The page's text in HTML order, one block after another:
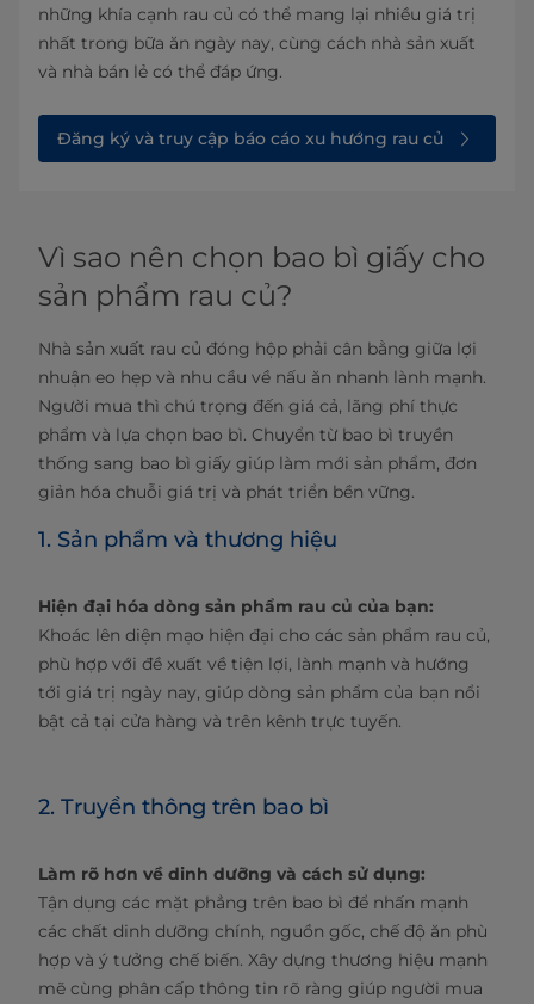
những khía cạnh rau củ có thể mang lại nhiều giá trị
nhất trong bữa ăn ngày nay, cùng cách nhà sản xuất
và nhà bán lẻ có thể đáp ứng.
Đăng ký và truy cập báo cáo xu hướng rau củ
Vì sao nên chọn bao bì giấy cho
sản phẩm rau củ?
Nhà sản xuất rau củ đóng hộp phải cân bằng giữa lợi
nhuận eo hẹp và nhu cầu về nấu ăn nhanh lành mạnh.
Người mua thì chú trọng đến giá cả, lãng phí thực
phẩm và lựa chọn bao bì. Chuyển từ bao bì truyền
thống sang bao bì giấy giúp làm mới sản phẩm, đơn
giản hóa chuỗi giá trị và phát triển bền vững.
1. Sản phẩm và thương hiệu
Hiện đại hóa dòng sản phẩm rau củ của bạn:
Khoác lên diện mạo hiện đại cho các sản phẩm rau củ,
phù hợp với đề xuất về tiện lợi, lành mạnh và hướng
tới giá trị ngày nay, giúp dòng sản phẩm của bạn nổi
bật cả tại cửa hàng và trên kênh trực tuyến.
2. Truyền thông trên bao bì
Làm rõ hơn về dinh dưỡng và cách sử dụng:
Tận dụng các mặt phẳng trên bao bì để nhấn mạnh
các chất dinh dưỡng chính, nguồn gốc, chế độ ăn phù
hợp và ý tưởng chế biến. Xây dựng thương hiệu mạnh
mẽ cùng phân cấp thông tin rõ ràng giúp người mua